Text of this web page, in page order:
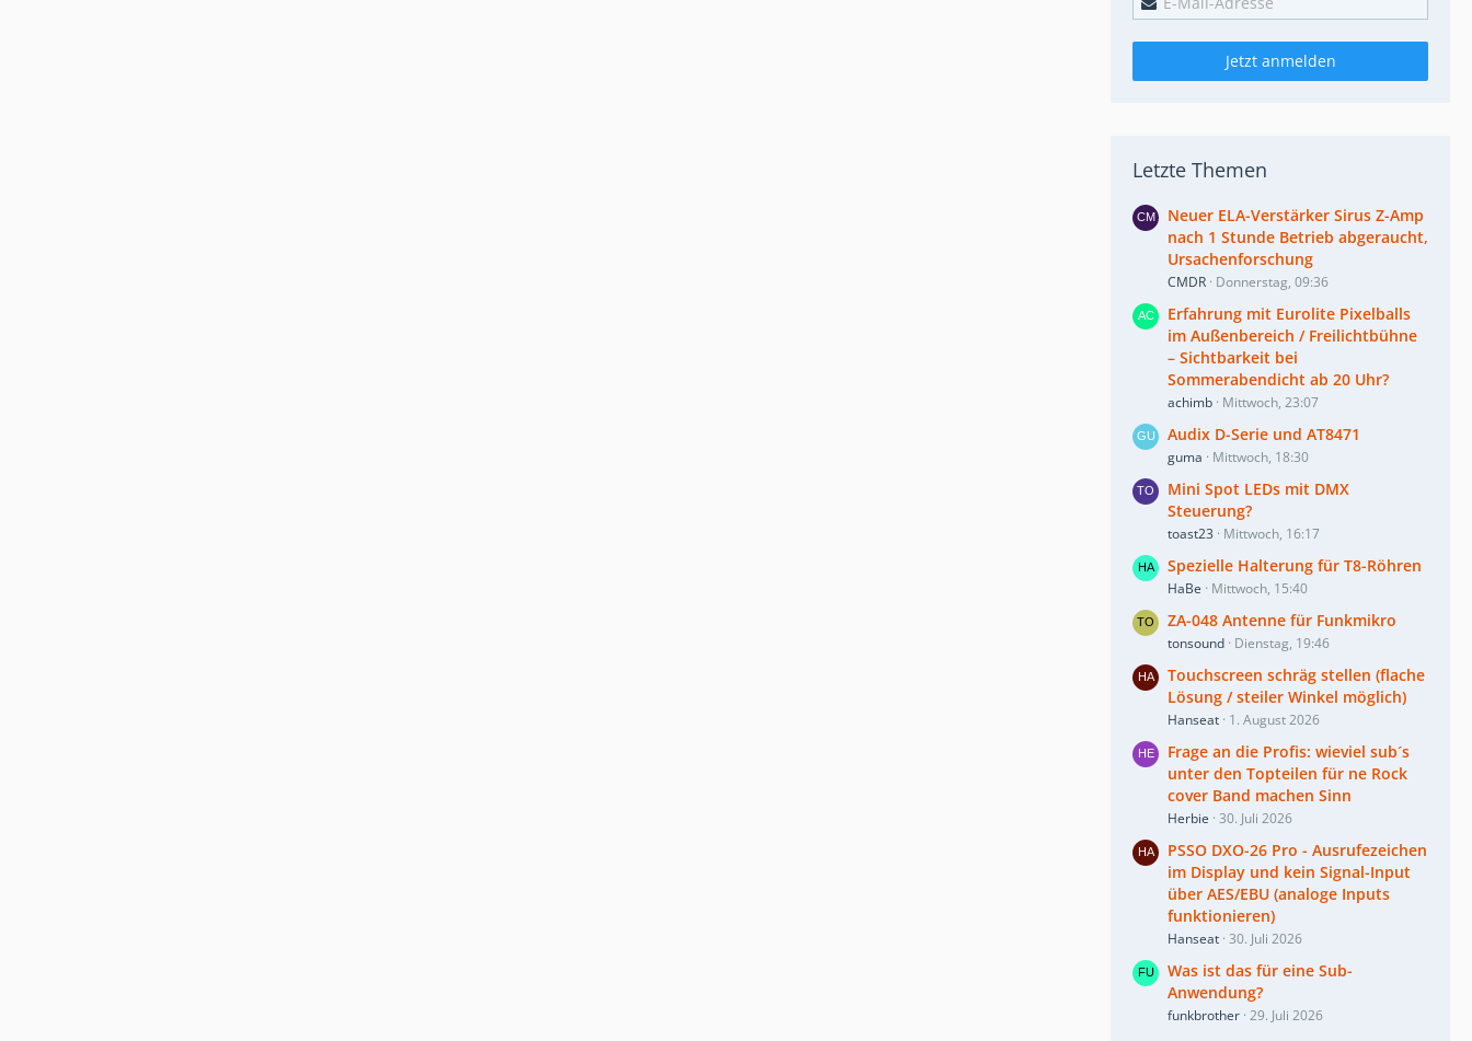
Jetzt anmelden
Letzte Themen
Neuer ELA-Verstärker Sirus Z-Amp
nach 1 Stunde Betrieb abgeraucht,
Ursachenforschung
CMDR Donnerstag, 09:36
Erfahrung mit Eurolite Pixelballs
im Außenbereich / Freilichtbühne
– Sichtbarkeit bei
Sommerabendicht ab 20 Uhr?
achimb Mittwoch, 23:07
Audix D-Serie und AT8471
guma Mittwoch, 18:30
Mini Spot LEDs mit DMX
Steuerung?
toast23 Mittwoch, 16:17
Spezielle Halterung für T8-Röhren
HaBe Mittwoch, 15:40
ZA-048 Antenne für Funkmikro
tonsound Dienstag, 19:46
Touchscreen schräg stellen (flache
Lösung / steiler Winkel möglich)
Hanseat 1. August 2026
Frage an die Profis: wieviel sub´s
unter den Topteilen für ne Rock
cover Band machen Sinn
Herbie 30. Juli 2026
PSSO DXO-26 Pro - Ausrufezeichen
im Display und kein Signal-Input
über AES/EBU (analoge Inputs
funktionieren)
Hanseat 30. Juli 2026
Was ist das für eine Sub-
Anwendung?
funkbrother 29. Juli 2026